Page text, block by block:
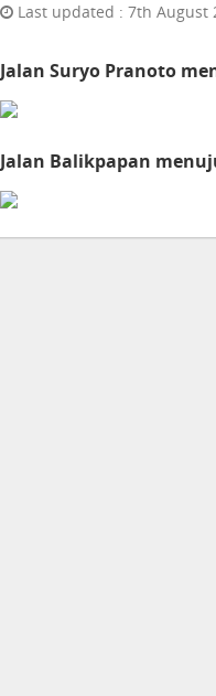
Last updated : 7th August
Jalan Suryo Pranoto
Jalan Balikpapan